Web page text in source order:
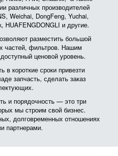
различных производителей
Weichai, DongFeng, Yuchai,
HUAFENGDONGLI и другие.
разместить большой
частей, фильтров. Нашим
ценовой уровень.
в короткие сроки привезти
запчасть, сделать заказ
и порядочность — это три
мы строим свой бизнес.
долговременных отношениях
партнерами.